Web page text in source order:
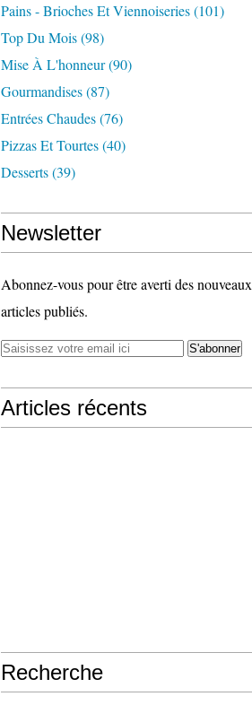
Pains - Brioches Et Viennoiseries(101)
Top Du Mois(98)
Mise À L'honneur(90)
Gourmandises(87)
Entrées Chaudes(76)
Pizzas Et Tourtes(40)
Desserts(39)
Newsletter
Abonnez-vous pour être averti des nouveaux
articles publiés.
Articles récents
Recherche